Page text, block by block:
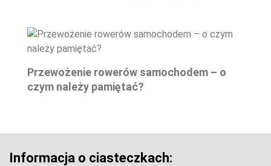
Przewożenie rowerów samochodem – o
czym należy pamiętać?
Informacja o ciasteczkach: